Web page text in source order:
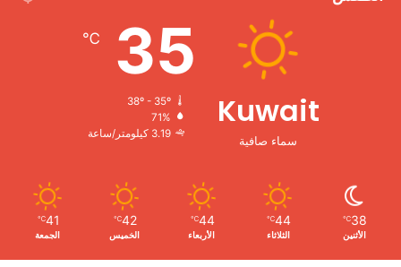
Kuwait
سماء صافية
35
℃
38º - 35º
71%
3.19 كيلومتر/ساعة
38
℃
الأثنين
44
℃
الثلاثاء
44
℃
الأربعاء
42
℃
الخميس
41
℃
الجمعة